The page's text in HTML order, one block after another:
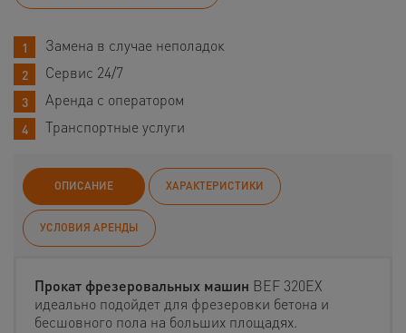
Замена в случае неполадок
Сервис 24/7
Аренда с оператором
Транспортные услуги
ОПИСАНИЕ ХАРАКТЕРИСТИКИ
УСЛОВИЯ АРЕНДЫ
Прокат фрезеровальных машин BEF 320EХ
идеально подойдет для фрезеровки бетона и
бесшовного пола на больших площадях.